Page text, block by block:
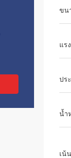
เลยขน
แร
ปร
น้ำ
เน้น